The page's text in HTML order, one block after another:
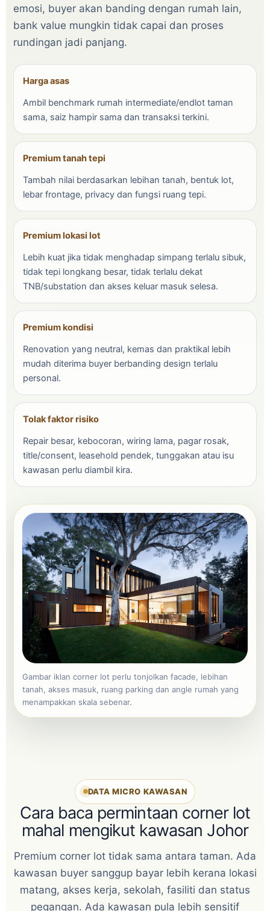
emosi, buyer akan banding dengan rumah lain,
bank value mungkin tidak capai dan proses
rundingan jadi panjang.
Harga asas
Ambil benchmark rumah intermediate/endlot taman
sama, saiz hampir sama dan transaksi terkini.
Premium tanah tepi
Tambah nilai berdasarkan lebihan tanah, bentuk lot,
lebar frontage, privacy dan fungsi ruang tepi.
Premium lokasi lot
Lebih kuat jika tidak menghadap simpang terlalu sibuk,
tidak tepi longkang besar, tidak terlalu dekat
TNB/substation dan akses keluar masuk selesa.
Premium kondisi
Renovation yang neutral, kemas dan praktikal lebih
mudah diterima buyer berbanding design terlalu
personal.
Tolak faktor risiko
Repair besar, kebocoran, wiring lama, pagar rosak,
title/consent, leasehold pendek, tunggakan atau isu
kawasan perlu diambil kira.
Gambar iklan corner lot perlu tonjolkan facade, lebihan
tanah, akses masuk, ruang parking dan angle rumah yang
menampakkan skala sebenar.
DATA MICRO KAWASAN
Cara baca permintaan corner lot
mahal mengikut kawasan Johor
Premium corner lot tidak sama antara taman. Ada
kawasan buyer sanggup bayar lebih kerana lokasi
matang, akses kerja, sekolah, fasiliti dan status
pegangan. Ada kawasan pula lebih sensitif